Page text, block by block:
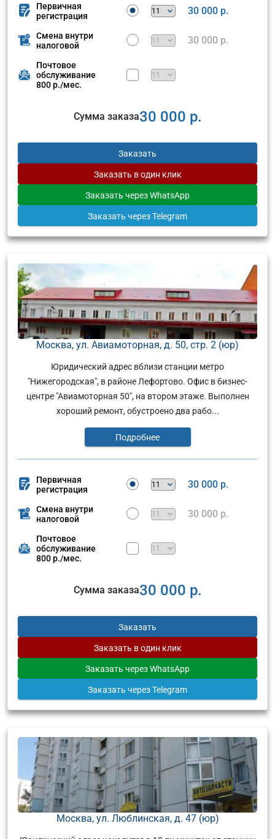
Первичная
регистрация
30 000 р.
Смена внутри
налоговой
30 000 р.
Почтовое
обслуживание
800 р./мес.
Сумма заказа30 000 р.
Заказать
Заказать в один клик
Заказать через WhatsApp
Заказать через Telegram
Москва, ул. Авиамоторная, д. 50, стр. 2 (юр)
Юридический адрес вблизи станции метро
"Нижегородская", в районе Лефортово. Офис в бизнес-
центре "Авиамоторная 50", на втором этаже. Выполнен
хороший ремонт, обустроено два рабо...
Подробнее
Первичная
регистрация
30 000 р.
Смена внутри
налоговой
30 000 р.
Почтовое
обслуживание
800 р./мес.
Сумма заказа30 000 р.
Заказать
Заказать в один клик
Заказать через WhatsApp
Заказать через Telegram
Москва, ул. Люблинская, д. 47 (юр)